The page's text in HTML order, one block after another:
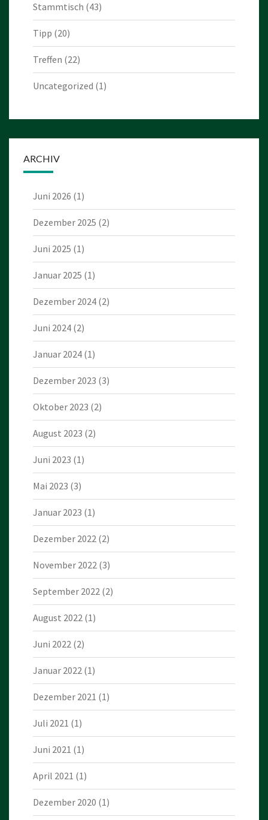
Stammtisch (43)
Tipp (20)
Treffen (22)
Uncategorized (1)
ARCHIV
Juni 2026 (1)
Dezember 2025 (2)
Juni 2025 (1)
Januar 2025 (1)
Dezember 2024 (2)
Juni 2024 (2)
Januar 2024 (1)
Dezember 2023 (3)
Oktober 2023 (2)
August 2023 (2)
Juni 2023 (1)
Mai 2023 (3)
Januar 2023 (1)
Dezember 2022 (2)
November 2022 (3)
September 2022 (2)
August 2022 (1)
Juni 2022 (2)
Januar 2022 (1)
Dezember 2021 (1)
Juli 2021 (1)
Juni 2021 (1)
April 2021 (1)
Dezember 2020 (1)